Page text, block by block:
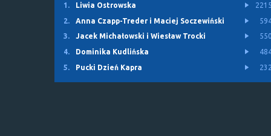
1. Liwia Ostrowska
2.
Anna Czapp-Treder i Maciej Soczewiński
3.
Jacek Michałowski i Wiesław Trocki
4.
Dominika Kudlińska
5.
Pucki Dzień Kapra